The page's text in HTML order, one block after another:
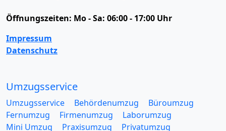
Öffnungszeiten: Mo - Sa: 06:00 - 17:00 Uhr
Impressum
Datenschutz
Umzugsservice
Umzugsservice Behördenumzug
Büroumzug
Fernumzug
Firmenumzug
Laborumzug
Mini Umzug
Praxisumzug
Privatumzug